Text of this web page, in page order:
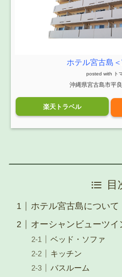
ホテル宮古島
posted with ト
沖縄県宮古島市平
楽天トラベル
目
ホテル宮古島について
オーシャンビューツイ
ベッド・ソファ
キッチン
バスルーム